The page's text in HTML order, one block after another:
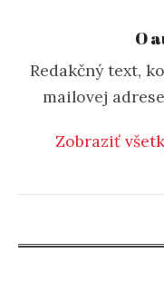
O
Redakčný text,
mailovej
Zobraziť